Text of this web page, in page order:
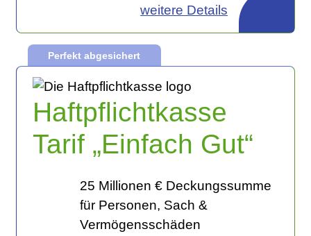
weitere Details
Perfekt abgesichert
Haftpflichtkasse
Tarif „Einfach Gut“
25 Millionen € Deckungssumme
für Personen, Sach &
Vermögensschäden